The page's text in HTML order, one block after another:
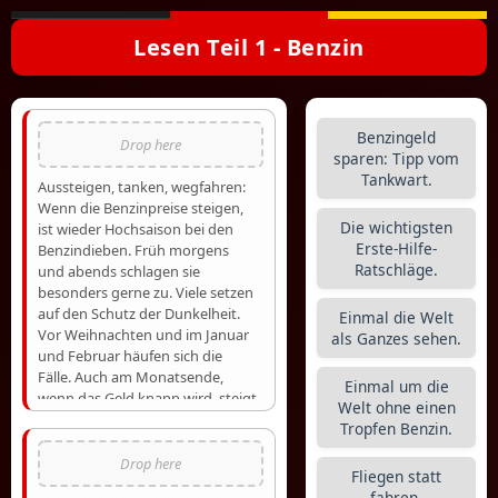
Lesen Teil 1 - Benzin
Aussteigen, tanken, wegfahren:
Wenn die Benzinpreise steigen,
ist wieder Hochsaison bei den
Benzindieben. Früh morgens
und abends schlagen sie
besonders gerne zu. Viele setzen
auf den Schutz der Dunkelheit.
Vor Weihnachten und im Januar
und Februar häufen sich die
Fälle. Auch am Monatsende,
wenn das Geld knapp wird, steigt
Doch sparen lässt sich durch
Benzinklau nicht. Fast alle Täter
werden von der Polizei gefasst.
Benzingeld
sparen: Tipp vom
Tankwart.
Die wichtigsten
Erste-Hilfe-
Ratschläge.
Einmal die Welt
als Ganzes sehen.
Einmal um die
Welt ohne einen
Tropfen Benzin.
Fliegen statt